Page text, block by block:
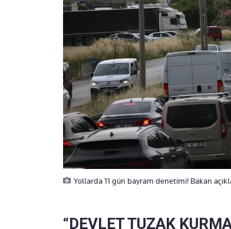
Yollarda 11 gün bayram denetimi! Bakan
“DEVLET TUZAK